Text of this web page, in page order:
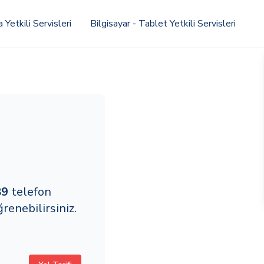
Yetkili Servisleri Bilgisayar - Tablet Yetkili Servisleri
telefon